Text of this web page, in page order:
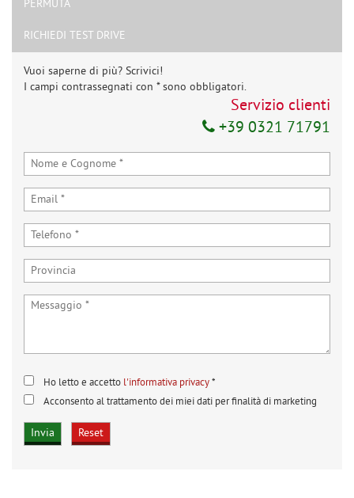
Ho letto e accetto
Acconsento al trattamento dei miei dati per finalità di marketing
Invia la tua richiesta
PERMUTA
RICHIEDI TEST DRIVE
Vuoi saperne di più? Scrivici!
I campi contrassegnati con * sono obbligatori.
Servizio clienti
+39 0321 71791
Ho letto e accetto l'informativa privacy*
Acconsento al trattamento dei miei dati per finalità di marketing